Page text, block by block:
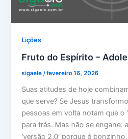
Lições
Fruto do Espírito –
sigaele /fevereiro 16, 2026
Suas atitudes de hoje
que serve? Se Jesus
pessoas em volta notam que o
para trás. Mas não se engane:
‘versão 2.0’ porque é